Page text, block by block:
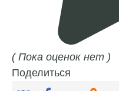
( Пока оценок нет )
Поделиться